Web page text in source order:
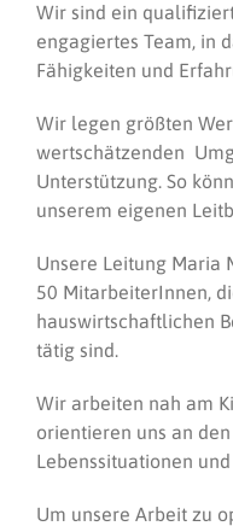
Wir sind ein
engagiertes Team, in
Fähigkeiten und
Wir legen größten
wertschätzenden
Unterstützung. So
unserem eigenen
Unsere Leitung Maria
50 MitarbeiterInnen,
hauswirtschaftlichen
tätig sind.
Wir arbeiten nah am
orientieren uns an
Lebenssituationen
Um unsere Arbeit zu